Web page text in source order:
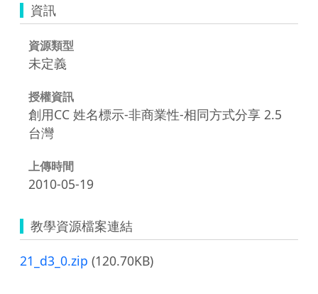
資訊
資源類型
未定義
授權資訊
創用CC 姓名標示-非商業性-相同方式分享 2.5
台灣
上傳時間
2010-05-19
教學資源檔案連結
21_d3_0.zip (120.70KB)